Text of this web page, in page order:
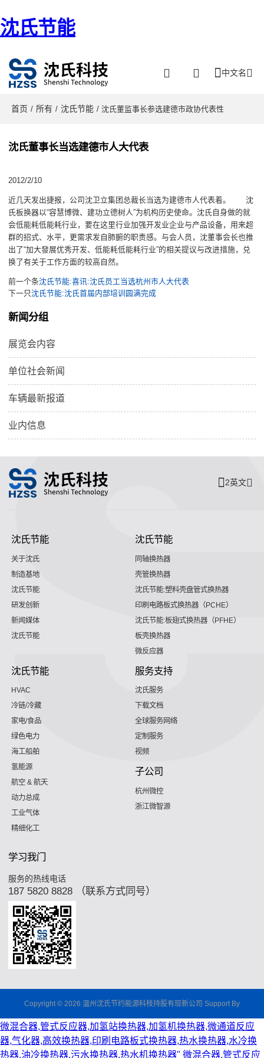
沈氏节能
中文名
首页 / 所有 / 沈氏节能 / 沈氏董监事长参选建德市政协代表性
沈氏董事长当选建德市人大代表
2012/2/10
近几天发出捷报，公司沈卫立集团总裁长当选为建德市人代表着。 沈
氏板换器以“容慧博微、建功立德树人”为机构历史使命。沈氏自身做的就
会低能耗低能耗行业，要在这里行业加强开发业企业与产品设备，用来超
群的招式、水平，更需求发自肺腑的职责感。与会人员，沈董事会长也推
出了“加大發展优秀开发、低能耗低能耗行业”的相关提议与改进措施，兑
换了有关于工作方面的较高自然。
前一个条沈氏节能:喜讯:沈氏员工当选杭州市人大代表
下一只沈氏节能:沈氏首届内部培训圆满完成
新闻分组
展览会内容
单位社会新闻
车辆最新报道
业内信息
2英文
沈氏节能
关于沈氏
制造基地
沈氏节能
研发创新
新闻媒体
沈氏节能
沈氏节能
同轴换热器
壳管换热器
沈氏节能:塑料壳盘管式换热器
印刷电路板式换热器（PCHE）
沈氏节能:板翅式换热器（PFHE）
板壳换热器
微反应器
沈氏节能
HVAC
冷链/冷藏
家电/食品
绿色电力
海工船舶
氢能源
航空 & 航天
动力总成
工业气体
精细化工
服务支持
沈氏服务
下载文档
全球服务网络
定制服务
视频
子公司
杭州微控
浙江微智源
学习我门
服务的热线电话
187 5820 8828 （联系方式同号）
Copyright © 2026 温州沈氏节约能源科枝持股有现新公司 Support By
微混合器,管式反应器,加氢站换热器,加氢机换热器,微通道反应
器,气化器,高效换热器,印刷电路板式换热器,热水换热器,水冷换
热器,油冷换热器,污水换热器,热水机换热器" 微混合器,管式反应